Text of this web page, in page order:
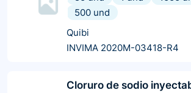
500 und
Quibi
INVIMA 2020M-03418-R4
Cloruro de sodio